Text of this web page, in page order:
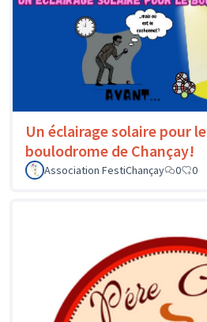
Un éclairage solaire pour le
boulodrome de Chançay!
Association FestiChançay
0 0